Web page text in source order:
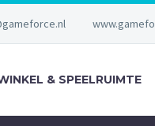
& SPEELRUIMTE